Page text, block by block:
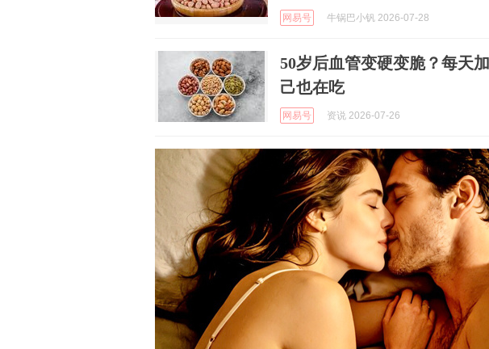
网易号 牛锅巴小钒 2026-07-28
50岁后血管变硬变脆？每天
己也在吃
网易号 资说 2026-07-26